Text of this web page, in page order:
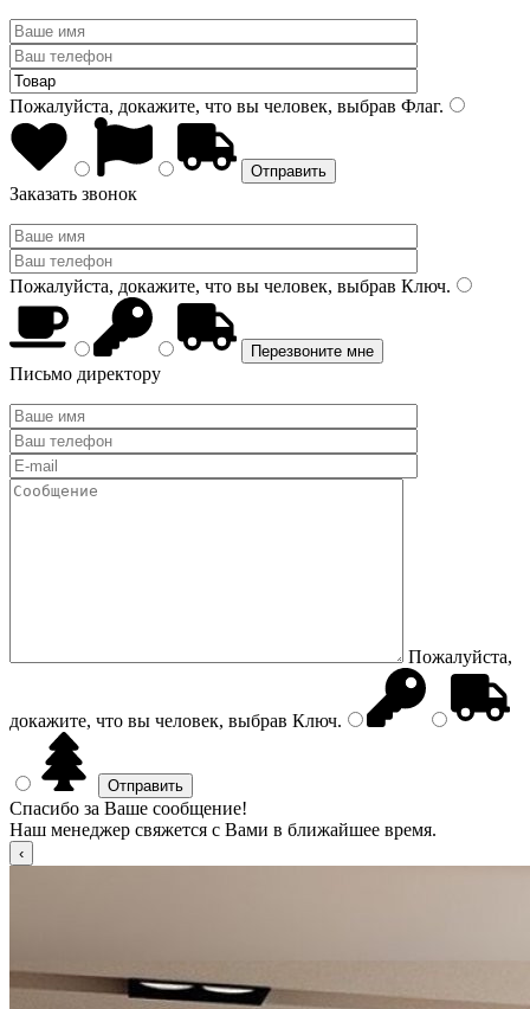
Пожалуйста, докажите, что вы человек, выбрав Флаг.
Заказать звонок
Пожалуйста, докажите, что вы человек, выбрав Ключ.
Письмо директору
Пожалуйста,
докажите, что вы человек, выбрав Ключ.
Спасибо за Ваше сообщение!
Наш менеджер свяжется с Вами в ближайшее время.